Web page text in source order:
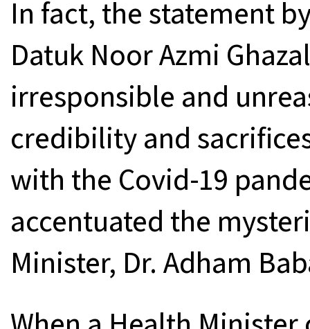
In fact, the statement
Datuk Noor Azmi
irresponsible and
credibility and
with the Covid-19
accentuated the
Minister, Dr. Adham